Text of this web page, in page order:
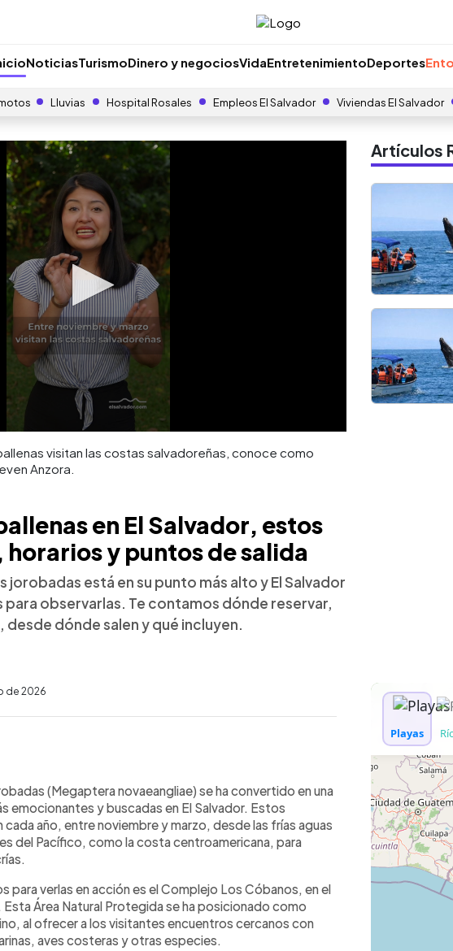
NoticiasTurismoDinero y negociosVidaEntretenimientoDeportes
Lluvias Hospital Rosales Empleos El Salvador Viviendas El Salvador
visitan las costas salvadoreñas, conoce como
Anzora.
en El Salvador, estos
y puntos de salida
jorobadas está en su punto más alto y El Salvador
observarlas. Te contamos dónde reservar,
dónde salen y qué incluyen.
de 2026
avistamiento de ballenas jorobadas en El
a marzo, diversos operadores turísticos
Playa Los Cóbanos, Sonsonate. Los tours tienen
$35 y $62 por persona e incluyen transporte,
y refrigerios. Empresas como Ocean
y familiares. Las excursiones duran entre dos y
ballenas, delfines y tortugas en su hábitat
turismo responsable y la conservación marina en el
son recomendadas.
(Megaptera novaeangliae) se ha convertido en una
emocionantes y buscadas en El Salvador. Estos
año, entre noviembre y marzo, desde las frías aguas
del Pacífico, como la costa centroamericana, para
para verlas en acción es el Complejo Los Cóbanos, en el
Área Natural Protegida se ha posicionado como
al ofrecer a los visitantes encuentros cercanos con
aves costeras y otras especies.
Artículos